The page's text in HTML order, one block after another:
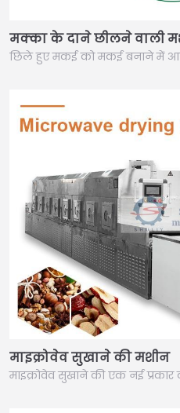
मक्का के दाने छीलने वाली
छिले हुए मकई को मकई बनाने में
माइक्रोवेव सुखाने की मशीन
माइक्रोवेव सुखाने की एक नई प्रकार